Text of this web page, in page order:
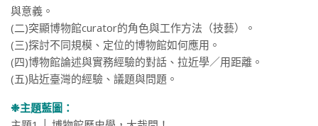
與意義。
(二)突顯博物館curator的角色與工作方法（技藝）。
(三)探討不同規模、定位的博物館如何應用。
(四)博物館論述與實務經驗的對話、拉近學／用距離。
(五)貼近臺灣的經驗、議題與問題。
❉主題藍圖：